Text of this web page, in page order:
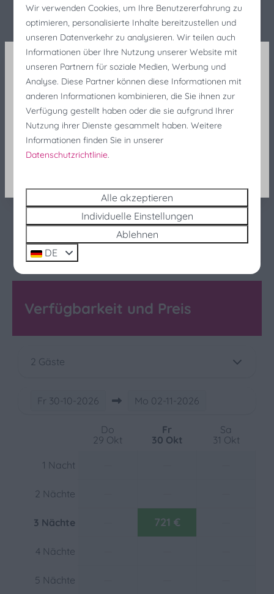
Ceran-Kochfeld: 4-Brenner
Dunstabzugshaube
Filterkaffeemaschine
Kaffeetassenmaschine: Nespresso
Kessel: Elektrischer Wasserkocher
Pfannen
Besteck
Küchengeräte
Teller
Gläser zum Trinken
Geschirrspüler
Kühlschrank: Mit Gefrierfach
Mikrowelle: Kombi-Mikrowelle
Standort
Zentrale Lage
In einem Ferienort
Außenbereich
Terrasse: Nicht abgedeckt
Liegestühle
Heizung und Kühlung
Einzelbetten. Es gibt auch ein 3. Badezimmer mit
Waschbecken, Dusche und Toilette. Alle
Schlafzimmer haben einen Kleiderschrank. Aufgrund
seiner Lage in einer Ecke wird das Haus nur wenig
oder gar nicht befahren. Das Haus ist von einem
großen, eingezäunten Garten umgeben, der viel
Privatsphäre bietet und eine Einfahrt für nicht weniger
als 3 Autos hat. Hunde sind in dieser Immobilie
willkommen.
Energie-Label:
Verfügbarkeit und Preis
2 Gäste
Fr 30-10-2026 Mo 02-11-2026
Do
29 Okt
Fr
30 Okt
Sa
31 Okt
1 Nacht
2 Nächte
3 Nächte 721 €
4 Nächte
5 Nächte
Fischereifeste Rabatt
Sind Sie noch auf der Suche nach einer Unterkunft
für die Fischereifeste? Profitieren Sie noch in letzter
Minute von 25 % Rabatt!
Wir verwenden Cookies, um Ihre Benutzererfahrung zu
optimieren, personalisierte Inhalte bereitzustellen und
unseren Datenverkehr zu analysieren. Wir teilen auch
Informationen über Ihre Nutzung unserer Website mit
unseren Partnern für soziale Medien, Werbung und
Analyse. Diese Partner können diese Informationen mit
anderen Informationen kombinieren, die Sie ihnen zur
Verfügung gestellt haben oder die sie aufgrund Ihrer
Nutzung ihrer Dienste gesammelt haben. Weitere
Informationen finden Sie in unserer
Datenschutzrichtlinie.
Alle akzeptieren
Individuelle Einstellungen
Ablehnen
DE